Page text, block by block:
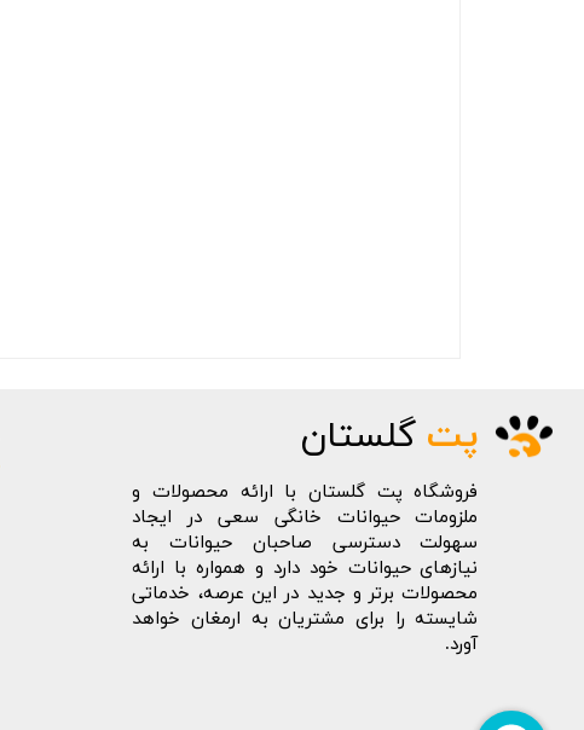
پت گلستان
فروشگاه پت گلستان با ارائه محصولات و
ملزومات حیوانات خانگی سعی در ایجاد
سهولت دسترسی صاحبان حیوانات به
نیازهای حیوانات خود دارد و همواره با ارائه
محصولات برتر و جدید در این عرصه، خدماتی
شایسته را برای مشتریان به ارمغان خواهد
آورد.